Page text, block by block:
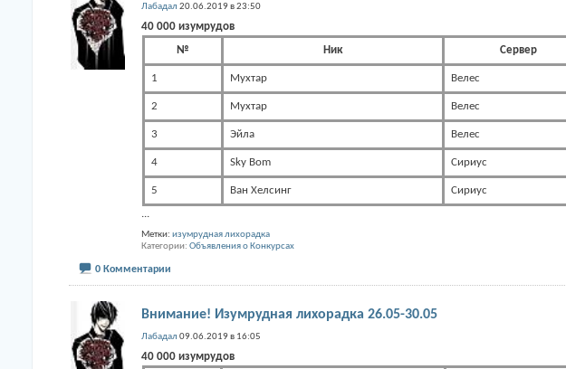
Лабадал 20.06.2019 в 23:50
40 000 изумрудов
№
Ник Сервер
1 Мухтар Велес
2 Мухтар Велес
3 Эйла Велес
4 Sky Bom Сириус
5 Ван Хелсинг
Сириус
Метки: изумрудная лихорадка
Категории Объявления о Конкурсах
0 Комментарии
Внимание! Изумрудная лихорадка 26.05-30.05
Лабадал 09.06.2019 в 16:05
40 000 изумрудов